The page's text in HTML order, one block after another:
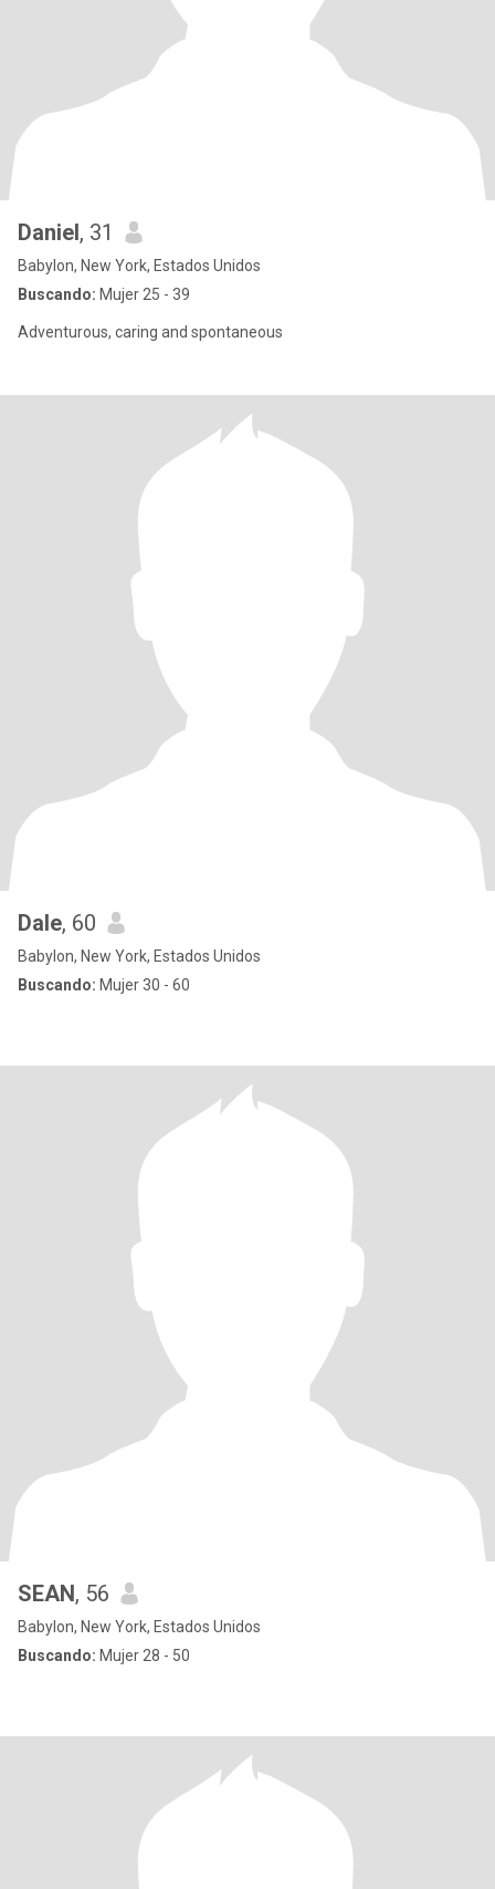
Daniel, 31
Babylon, New York, Estados Unidos
Buscando: Mujer 25 - 39
Adventurous, caring and spontaneous
Dale, 60
Babylon, New York, Estados Unidos
Buscando: Mujer 30 - 60
SEAN, 56
Babylon, New York, Estados Unidos
Buscando: Mujer 28 - 50